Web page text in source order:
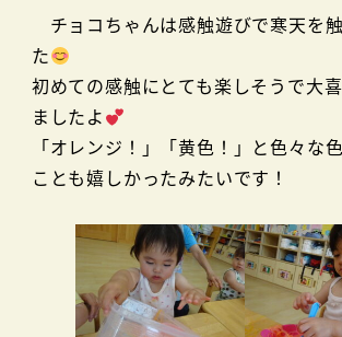
チョコちゃんは感触遊びで寒天を
た
初めての感触にとても楽しそうで大
ましたよ
「オレンジ！」「黄色！」と色々な
ことも嬉しかったみたいです！